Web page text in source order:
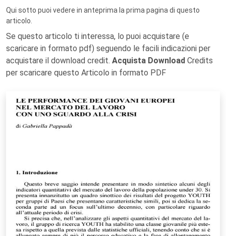
Qui sotto puoi vedere in anteprima la prima pagina di questo
articolo.
Se questo articolo ti interessa, lo puoi acquistare (e
scaricare in formato pdf) seguendo le facili indicazioni per
acquistare il download credit. Acquista Download Credits
per scaricare questo Articolo in formato PDF